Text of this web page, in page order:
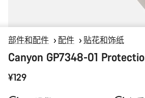
部件和配件 配件 贴花和饰纸
Canyon GP7348-01
¥129